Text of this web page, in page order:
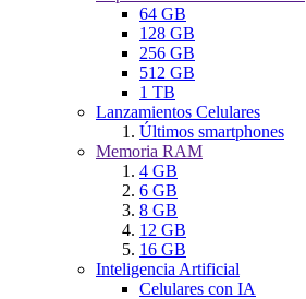
64 GB
128 GB
256 GB
512 GB
1 TB
Lanzamientos Celulares
Últimos smartphones
Memoria RAM
4 GB
6 GB
8 GB
12 GB
16 GB
Inteligencia Artificial
Celulares con IA